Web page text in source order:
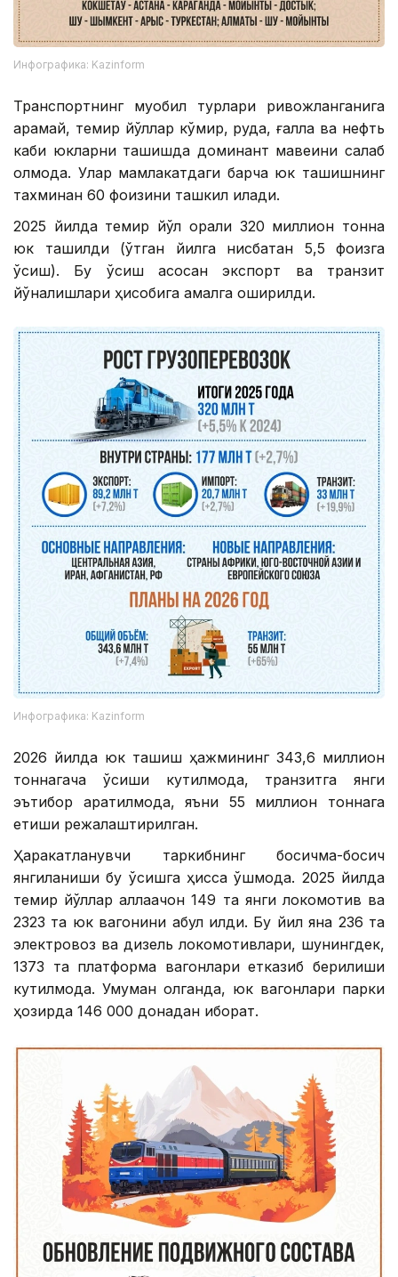
Инфографика: Kazinform
Транспортнинг муқобил турлари ривожланганига
қарамай, темир йўллар кўмир, руда, ғалла ва нефть
каби юкларни ташишда доминант мавқеини сақлаб
қолмоқда. Улар мамлакатдаги барча юк ташишнинг
тахминан 60 фоизини ташкил қилади.
2025 йилда темир йўл орқали 320 миллион тонна
юк ташилди (ўтган йилга нисбатан 5,5 фоизга
ўсиш). Бу ўсиш асосан экспорт ва транзит
йўналишлари ҳисобига амалга оширилди.
Инфографика: Kazinform
2026 йилда юк ташиш ҳажмининг 343,6 миллион
тоннагача ўсиши кутилмоқда, транзитга янги
эътибор қаратилмоқда, яъни 55 миллион тоннага
етиши режалаштирилган.
Ҳаракатланувчи таркибнинг босқичма-босқич
янгиланиши бу ўсишга ҳисса қўшмоқда. 2025 йилда
темир йўллар аллақачон 149 та янги локомотив ва
2323 та юк вагонини қабул қилди. Бу йил яна 236 та
электровоз ва дизель локомотивлари, шунингдек,
1373 та платформа вагонлари етказиб берилиши
кутилмоқда. Умуман олганда, юк вагонлари парки
ҳозирда 146 000 донадан иборат.